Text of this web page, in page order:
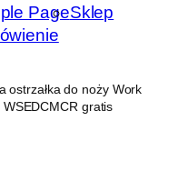
PageSklep
ostrzałka do noży Work
gratis